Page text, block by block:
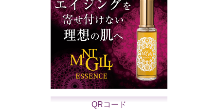
QRコード